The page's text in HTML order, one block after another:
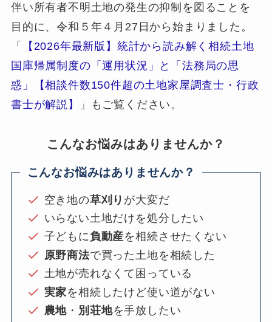
伴い所有者不明土地の発生の抑制を図ることを
目的に、令和５年４月27日から始まりました。
「
【2026年最新版】統計から読み解く相続土地
国庫帰属制度の「運用状況」と「法務局の思
惑」【相談件数150件超の土地家屋調査士・行政
書士が解説】
」もご覧ください。
こんなお悩みはありませんか？
こんなお悩みはありませんか？
空き地の草刈り が大変だ
いらない土地だけを処分したい
子どもに負動産を相続させたくない
原野商法で買った土地を相続した
土地が売れなくて困っている
実家を相続したけど使い道がない
農地 ・ 別荘地を手放したい